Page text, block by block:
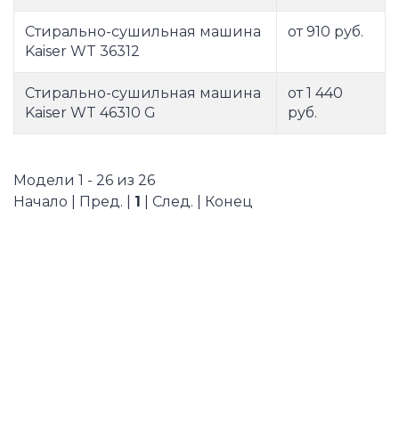
Стирально-сушильная машина
Kaiser WT 36312
от 910 руб.
Стирально-сушильная машина
Kaiser WT 46310 G
от 1 440
руб.
Модели 1 - 26 из 26
Начало | Пред. | 1 | След. | Конец